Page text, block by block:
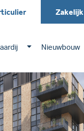
Zakelijk
Nieuwbouw